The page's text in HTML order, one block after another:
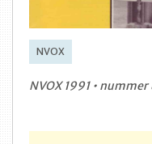
NVOX
NVOX 1991 •